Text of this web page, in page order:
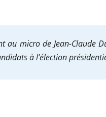
au micro de Jean-Claude
à l’élection